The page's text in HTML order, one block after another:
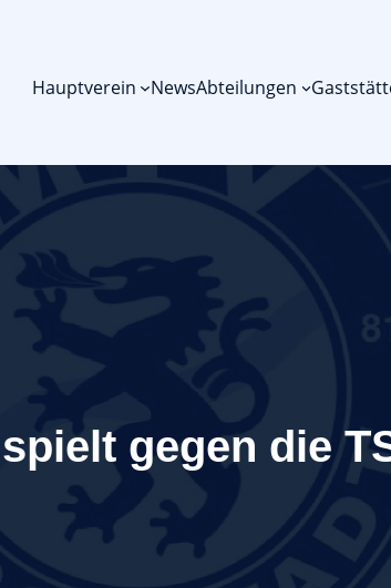
Hauptverein NewsAbteilungen
gegen die